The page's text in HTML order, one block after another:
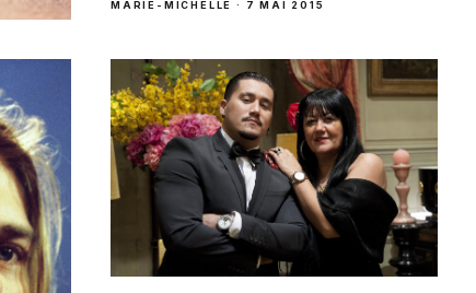
MARIE-MICHELLE · 7 MAI 2015